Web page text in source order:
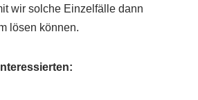
wir solche Einzelfälle dann
lösen können.